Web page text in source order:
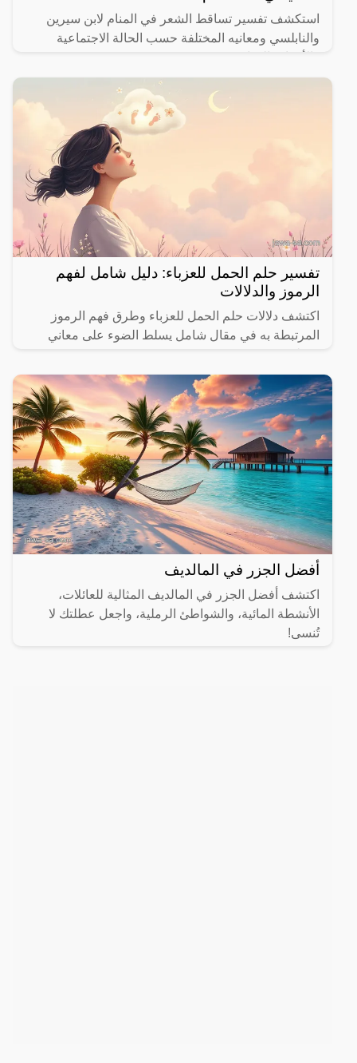
استكشف تفسير تساقط الشعر في المنام لابن سيرين
والنابلسي ومعانيه المختلفة حسب الحالة الاجتماعية
تفسير حلم الحمل للعزباء: دليل شامل لفهم
الرموز والدلالات
اكتشف دلالات حلم الحمل للعزباء وطرق فهم الرموز
المرتبطة به في مقال شامل يسلط الضوء على معاني
أفضل الجزر في المالديف
اكتشف أفضل الجزر في المالديف المثالية للعائلات،
الأنشطة المائية، والشواطئ الرملية، واجعل عطلتك لا
تُنسى!